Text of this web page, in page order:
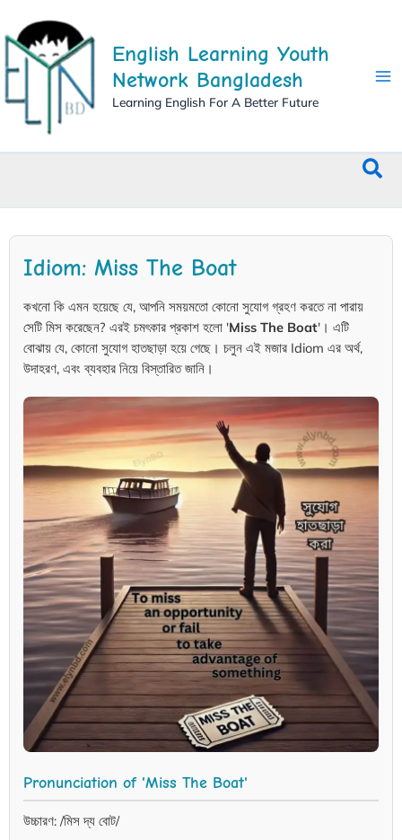
to
content
English Learning Youth
Network Bangladesh
Learning English For A Better Future
Idiom: Miss The Boat
কখনো কি এমন হয়েছে যে, আপনি সময়মতো কোনো সুযোগ গ্রহণ করতে না পারায়
সেটি মিস করেছেন? এরই চমৎকার প্রকাশ হলো 'Miss The Boat'। এটি
বোঝায় যে, কোনো সুযোগ হাতছাড়া হয়ে গেছে। চলুন এই মজার Idiom এর অর্থ,
উদাহরণ, এবং ব্যবহার নিয়ে বিস্তারিত জানি।
Pronunciation of 'Miss The Boat'
উচ্চারণ: /মিস দ্য বোট/